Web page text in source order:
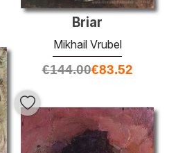
Briar
Mikhail Vrubel
€144.00€83.52